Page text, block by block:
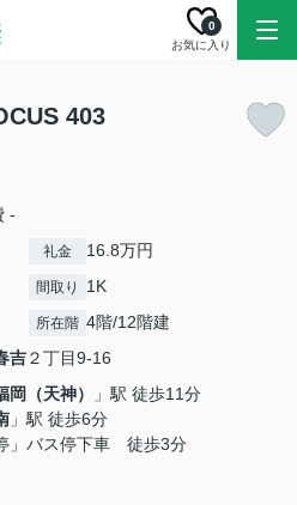
お気に入り
0
403
-
礼金 16.8万円
間取り 1K
所在階 4階/12階建
吉２丁目9-16
岡（天神）
」駅 徒歩11分
」駅 徒歩6分
」バス停下車 徒歩3分